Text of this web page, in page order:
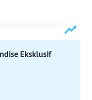
Eksklusif